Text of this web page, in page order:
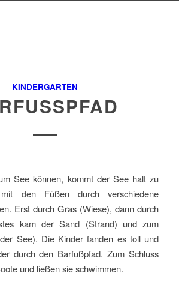
KINDERGARTEN
See können, kommt der See halt zu
den Füßen durch verschiedene
Erst durch Gras (Wiese), dann durch
kam der Sand (Strand) und zum
See). Die Kinder fanden es toll und
durch den Barfußpfad. Zum Schluss
und ließen sie schwimmen.